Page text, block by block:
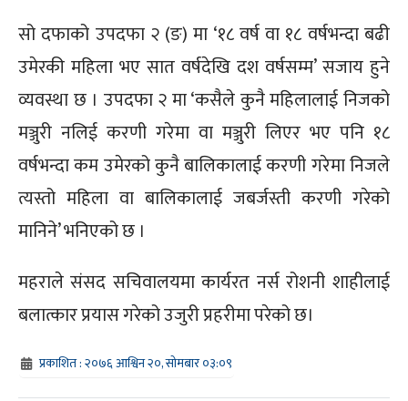
सो दफाको उपदफा २ (ङ) मा ‘१८ वर्ष वा १८ वर्षभन्दा बढी
उमेरकी महिला भए सात वर्षदेखि दश वर्षसम्म’ सजाय हुने
व्यवस्था छ । उपदफा २ मा ‘कसैले कुनै महिलालाई निजको
मञ्जुरी नलिई करणी गरेमा वा मञ्जुरी लिएर भए पनि १८
वर्षभन्दा कम उमेरको कुनै बालिकालाई करणी गरेमा निजले
त्यस्तो महिला वा बालिकालाई जबर्जस्ती करणी गरेको
मानिने’ भनिएको छ ।
महराले संसद सचिवालयमा कार्यरत नर्स रोशनी शाहीलाई
बलात्कार प्रयास गरेको उजुरी प्रहरीमा परेको छ।
प्रकाशित : २०७६ आश्विन २०, सोमबार ०३:०९